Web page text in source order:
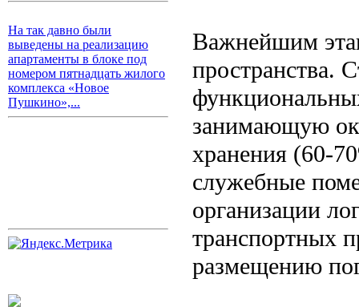
На так давно были
выведены на реализацию
апартаменты в блоке под
номером пятнадцать жилого
комплекса «Новое
Пушкино»,...
Важнейшим
пространства.
занимающую
хранения (60-
служебные
организации
транспортных
размещению